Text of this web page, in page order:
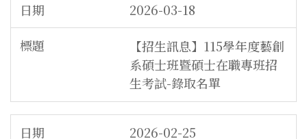
2026-03-18
【招生訊息】115學年度藝創
系碩士班暨碩士在職專班招
生考試-錄取名單
2026-02-25